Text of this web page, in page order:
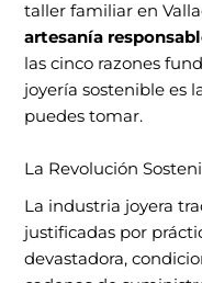
taller familiar en
artesanía
las cinco razones
joyería sostenible es
puedes tomar.
La Revolución
La industria joyera
justificadas por
devastadora,